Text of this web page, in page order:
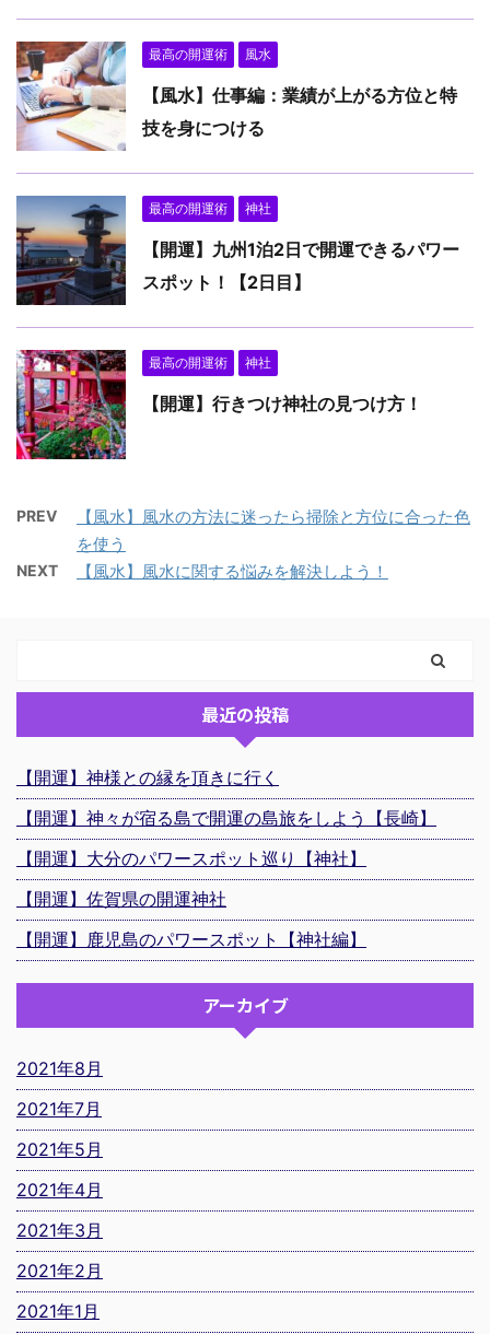
最高の開運術 風水
【風水】仕事編：業績が上がる方位と特
技を身につける
最高の開運術 神社
【開運】九州1泊2日で開運できるパワー
スポット！【2日目】
最高の開運術 神社
【開運】行きつけ神社の見つけ方！
PREV
【風水】風水の方法に迷ったら掃除と方位に合った色
を使う
NEXT 【風水】風水に関する悩みを解決しよう！
最近の投稿
【開運】神様との縁を頂きに行く
【開運】神々が宿る島で開運の島旅をしよう【長崎】
【開運】大分のパワースポット巡り【神社】
【開運】佐賀県の開運神社
【開運】鹿児島のパワースポット【神社編】
アーカイブ
2021年8月
2021年7月
2021年5月
2021年4月
2021年3月
2021年2月
2021年1月